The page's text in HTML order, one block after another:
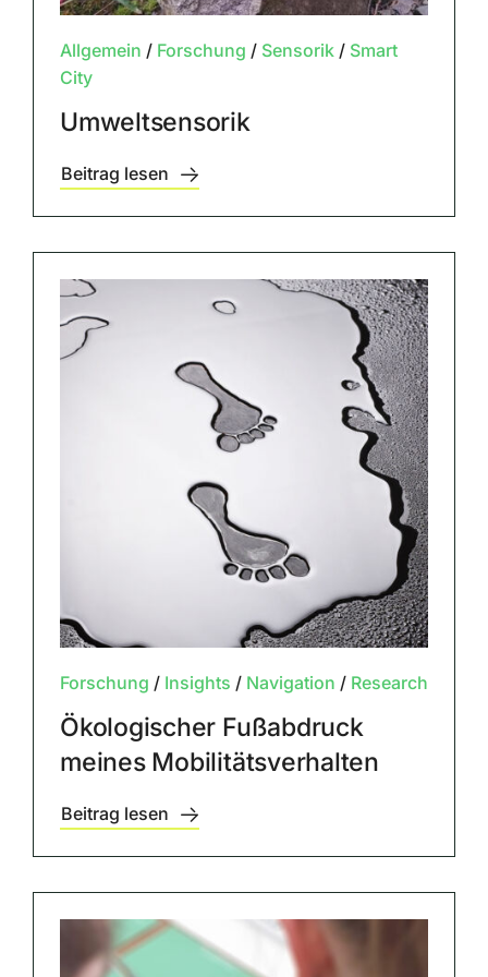
Allgemein / Forschung / Sensorik/ Smart
City
Umweltsensorik
Beitrag lesen
Forschung / Insights / Navigation / Research
Ökologischer Fußabdruck
meines Mobilitätsverhalten
Beitrag lesen